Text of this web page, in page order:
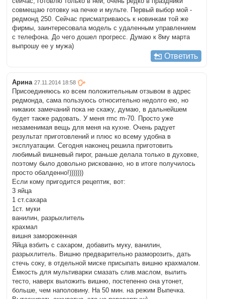
совмещаю готовку на печке и мульте. Первый выбор мой -
редмонд 250. Сейчас присматриваюсь к новинкам той же
фирмы, заинтересовала модель с удаленным управлением
с телефона. До чего дошел прогресс. Думаю к 8му марта
выпрошу ее у мужа)
Ответить
Арина 27.11.2014 18:58
Присоединяюсь ко всем положительным отзывом в адрес
редмонда, сама пользуюсь относительно недолго ею, но
никаких замечаний пока не скажу, думаю, в дальнейшем
будет также радовать. У меня rmc m-70. Просто уже
незаменимая вещь для меня на кухне. Очень радует
результат приготовлений и плюс ко всему удобна в
эксплуатации. Сегодня наконец решила приготовить
любимый вишневый пирог, раньше делала только в духовке,
поэтому было довольно рискованно, но в итоге получилось
просто обалденно!)))))))
Если кому пригодится рецептик, вот:
3 яйца
1 ст.сахара
1ст. муки
ванилин, разрыхлитель
крахмал
вишня замороженная
Яйца взбить с сахаром, добавить муку, ванилин,
разрыхлитель. Вишню предварительно разморозить, дать
стечь соку, в отдельной миске присыпать вишню крахмалом.
Ёмкость для мультиварки смазать слив.маслом, вылить
тесто, наверх выложить вишню, постепенно она утонет,
больше, чем наполовину. На 50 мин. на режим Выпечка.